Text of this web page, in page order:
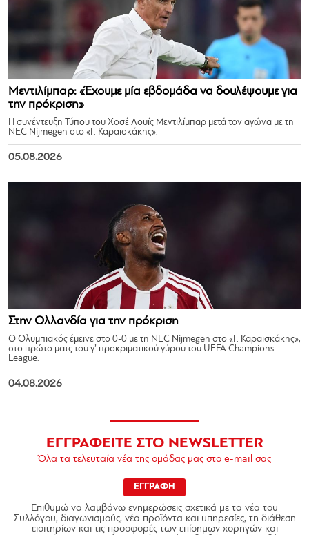
Μεντιλίμπαρ: «Έχουμε μία εβδομάδα να δουλέψουμε για
την πρόκριση»
Η συνέντευξη Τύπου του Χοσέ Λουίς Μεντιλίμπαρ μετά τον αγώνα με τη
NEC Nijmegen στο «Γ. Καραϊσκάκης».
05.08.2026
Στην Ολλανδία για την πρόκριση
Ο Ολυμπιακός έμεινε στο 0-0 με τη NEC Nijmegen στο «Γ. Καραϊσκάκης»,
στο πρώτο ματς του γ’ προκριματικού γύρου του UEFA Champions
League.
04.08.2026
ΕΓΓΡΑΦΕΙΤΕ ΣΤΟ NEWSLETTER
Όλα τα τελευταία νέα της ομάδας μας στο e-mail σας
ΕΓΓΡΑΦΗ
Επιθυμώ να λαμβάνω ενημερώσεις σχετικά με τα νέα του
Συλλόγου, διαγωνισμούς, νέα προϊόντα και υπηρεσίες, τη διάθεση
εισιτηρίων και τις προσφορές των επίσημων χορηγών και